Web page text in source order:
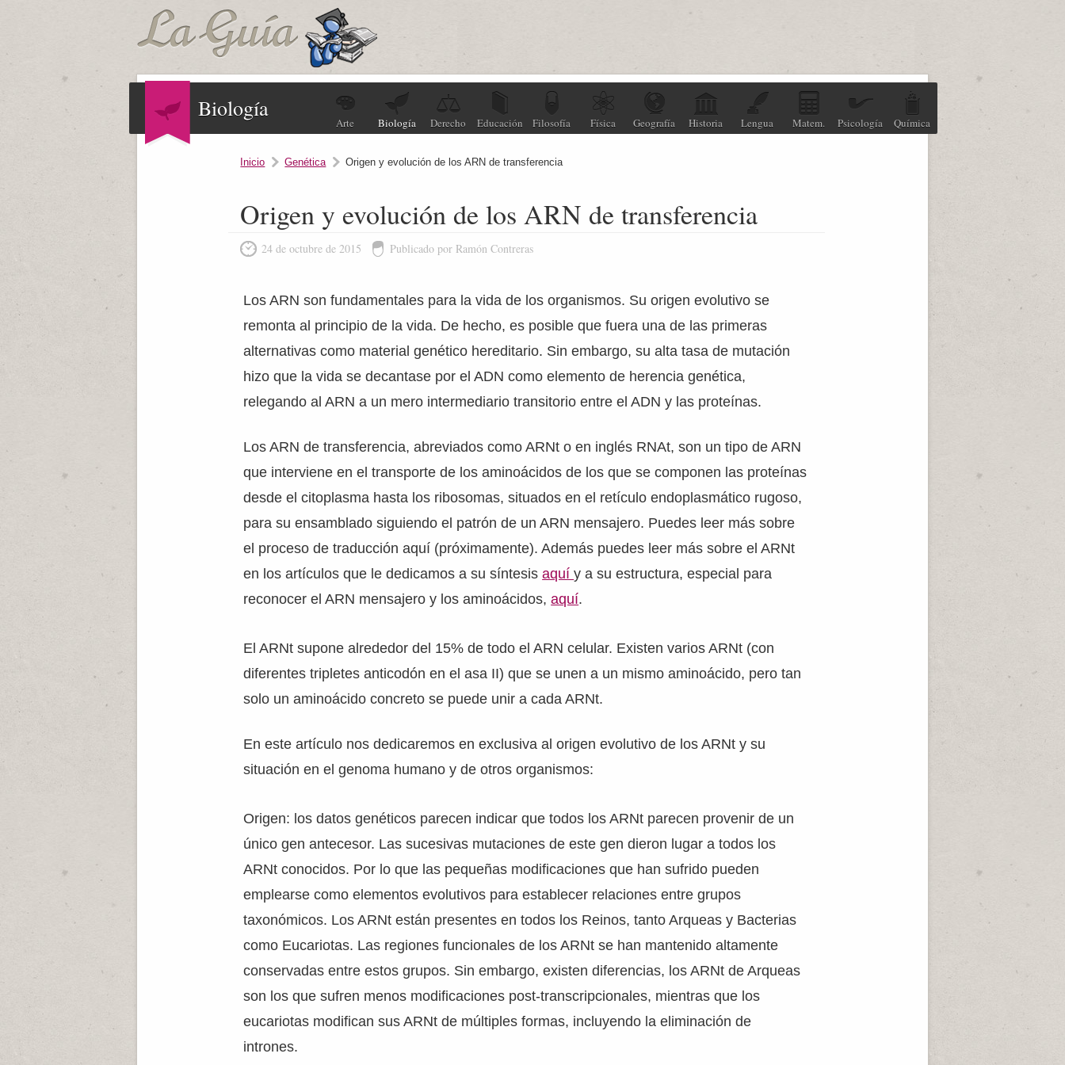
Biología
Arte Biología Derecho Educación Filosofía Física Geografía Historia Lengua Matem. Psicología Química
Inicio Genética Origen y evolución de los ARN de transferencia
Origen y evolución de los ARN de transferencia
24 de octubre de 2015 Publicado por Ramón Contreras
Los ARN son fundamentales para la vida de los organismos. Su origen evolutivo se
remonta al principio de la vida. De hecho, es posible que fuera una de las primeras
alternativas como material genético hereditario. Sin embargo, su alta tasa de mutación
hizo que la vida se decantase por el ADN como elemento de herencia genética,
relegando al ARN a un mero intermediario transitorio entre el ADN y las proteínas.
Los ARN de transferencia, abreviados como ARNt o en inglés RNAt, son un tipo de ARN
que interviene en el transporte de los aminoácidos de los que se componen las proteínas
desde el citoplasma hasta los ribosomas, situados en el retículo endoplasmático rugoso,
para su ensamblado siguiendo el patrón de un ARN mensajero. Puedes leer más sobre
el proceso de traducción aquí (próximamente). Además puedes leer más sobre el ARNt
en los artículos que le dedicamos a su síntesisaquíy a su estructura, especial para
reconocer el ARN mensajero y los aminoácidos,aquí.
El ARNt supone alrededor del 15% de todo el ARN celular. Existen varios ARNt (con
diferentes tripletes anticodón en el asa II) que se unen a un mismo aminoácido, pero tan
solo un aminoácido concreto se puede unir a cada ARNt.
En este artículo nos dedicaremos en exclusiva al origen evolutivo de los ARNt y su
situación en el genoma humano y de otros organismos:
Origen: los datos genéticos parecen indicar que todos los ARNt parecen provenir de un
único gen antecesor. Las sucesivas mutaciones de este gen dieron lugar a todos los
ARNt conocidos. Por lo que las pequeñas modificaciones que han sufrido pueden
emplearse como elementos evolutivos para establecer relaciones entre grupos
taxonómicos. Los ARNt están presentes en todos los Reinos, tanto Arqueas y Bacterias
como Eucariotas. Las regiones funcionales de los ARNt se han mantenido altamente
conservadas entre estos grupos. Sin embargo, existen diferencias, los ARNt de Arqueas
son los que sufren menos modificaciones post-transcripcionales, mientras que los
eucariotas modifican sus ARNt de múltiples formas, incluyendo la eliminación de
intrones.